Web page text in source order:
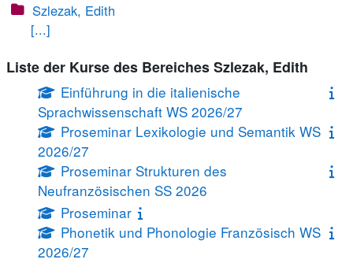
Szlezak, Edith
[...]
Liste der Kurse des Bereiches Szlezak, Edith
Einführung in die italienische
Sprachwissenschaft WS 2026/27
Proseminar Lexikologie und Semantik WS
2026/27
Proseminar Strukturen des
Neufranzösischen SS 2026
Proseminar
Phonetik und Phonologie Französisch WS
2026/27